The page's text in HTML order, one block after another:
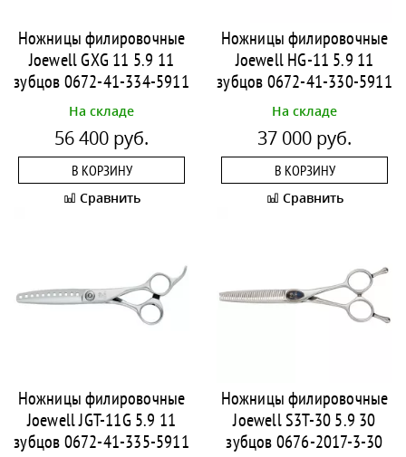
Ножницы филировочные
Joewell GXG 11 5.9 11
зубцов 0672-41-334-5911
На складе
56 400 руб.
В КОРЗИНУ
Сравнить
Ножницы филировочные
Joewell HG-11 5.9 11
зубцов 0672-41-330-5911
На складе
37 000 руб.
В КОРЗИНУ
Сравнить
Ножницы филировочные
Joewell JGT-11G 5.9 11
зубцов 0672-41-335-5911
Ножницы филировочные
Joewell S3T-30 5.9 30
зубцов 0676-2017-3-30